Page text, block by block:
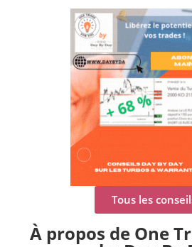
Tous les
À propos de One